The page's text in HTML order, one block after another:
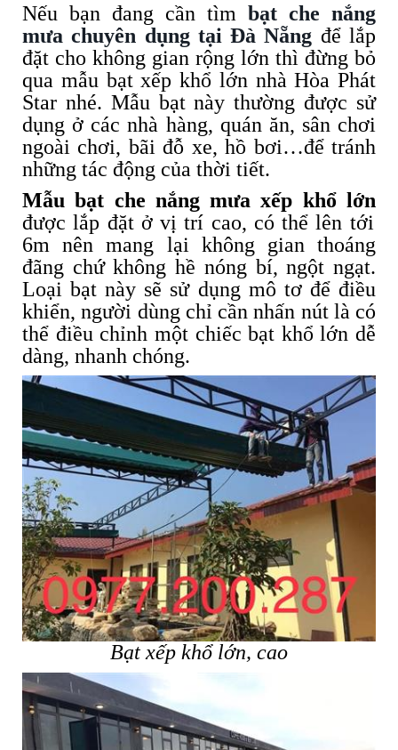
Nếu bạn đang cần tìm bạt che nắng
mưa chuyên dụng tại Đà Nẵng để lắp
đặt cho không gian rộng lớn thì đừng bỏ
qua mẫu bạt xếp khổ lớn nhà Hòa Phát
Star nhé. Mẫu bạt này thường được sử
dụng ở các nhà hàng, quán ăn, sân chơi
ngoài chơi, bãi đỗ xe, hồ bơi…để tránh
những tác động của thời tiết.
Mẫu bạt che nắng mưa xếp khổ lớn
được lắp đặt ở vị trí cao, có thể lên tới
6m nên mang lại không gian thoáng
đãng chứ không hề nóng bí, ngột ngạt.
Loại bạt này sẽ sử dụng mô tơ để điều
khiển, người dùng chỉ cần nhấn nút là có
thể điều chỉnh một chiếc bạt khổ lớn dễ
dàng, nhanh chóng.
Bạt xếp khổ lớn, cao